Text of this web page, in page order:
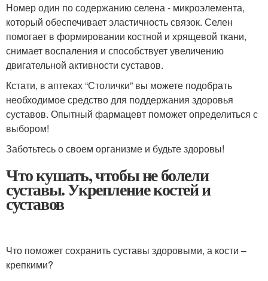
Номер один по содержанию селена - микроэлемента,
который обеспечивает эластичность связок. Селен
помогает в формировании костной и хрящевой ткани,
снимает воспаления и способствует увеличению
двигательной активности суставов.
Кстати, в аптеках “Столички” вы можете подобрать
необходимое средство для поддержания здоровья
суставов. Опытный фармацевт поможет определиться с
выбором!
Заботьтесь о своем организме и будьте здоровы!
Что кушать, чтобы не болели
суставы. Укрепление костей и
суставов
Что поможет сохранить суставы здоровыми, а кости –
крепкими?